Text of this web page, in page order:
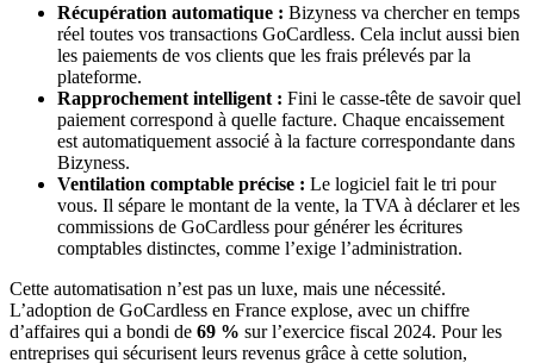
Récupération automatique : Bizyness va chercher en temps
réel toutes vos transactions GoCardless. Cela inclut aussi bien
les paiements de vos clients que les frais prélevés par la
plateforme.
Rapprochement intelligent : Fini le casse-tête de savoir quel
paiement correspond à quelle facture. Chaque encaissement
est automatiquement associé à la facture correspondante dans
Bizyness.
Ventilation comptable précise : Le logiciel fait le tri pour
vous. Il sépare le montant de la vente, la TVA à déclarer et les
commissions de GoCardless pour générer les écritures
comptables distinctes, comme l’exige l’administration.
Cette automatisation n’est pas un luxe, mais une nécessité.
L’adoption de GoCardless en France explose, avec un chiffre
d’affaires qui a bondi de 69 % sur l’exercice fiscal 2024. Pour les
entreprises qui sécurisent leurs revenus grâce à cette solution,